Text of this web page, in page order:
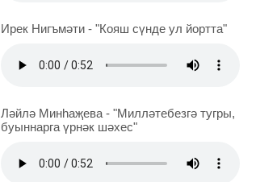
Ирек Нигъмәти - "Кояш сүнде ул йортта"
Ләйлә Минһаҗева - "Милләтебезгә тугры,
буыннарга үрнәк шәхес"